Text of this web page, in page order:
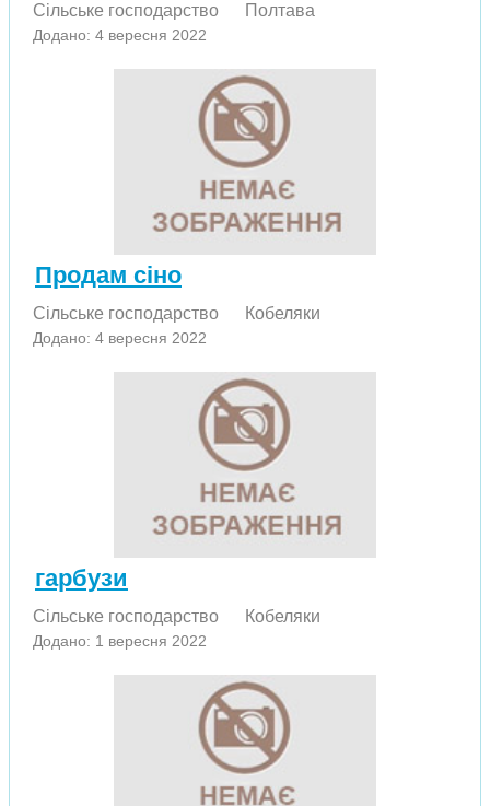
Сільське господарство Полтава
Додано: 4 вересня 2022
Продам сіно
Сільське господарство Кобеляки
Додано: 4 вересня 2022
гарбузи
Сільське господарство Кобеляки
Додано: 1 вересня 2022